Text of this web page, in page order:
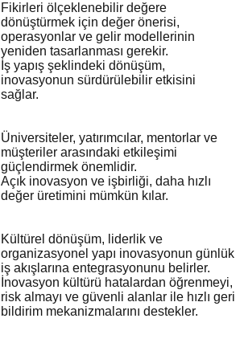
Fikirleri ölçeklenebilir değere
dönüştürmek için değer önerisi,
operasyonlar ve gelir modellerinin
yeniden tasarlanması gerekir.
İş yapış şeklindeki dönüşüm,
inovasyonun sürdürülebilir etkisini
sağlar.
Üniversiteler, yatırımcılar, mentorlar ve
müşteriler arasındaki etkileşimi
güçlendirmek önemlidir.
Açık inovasyon ve işbirliği, daha hızlı
değer üretimini mümkün kılar.
Kültürel dönüşüm, liderlik ve
organizasyonel yapı inovasyonun günlük
iş akışlarına entegrasyonunu belirler.
İnovasyon kültürü hatalardan öğrenmeyi,
risk almayı ve güvenli alanlar ile hızlı geri
bildirim mekanizmalarını destekler.